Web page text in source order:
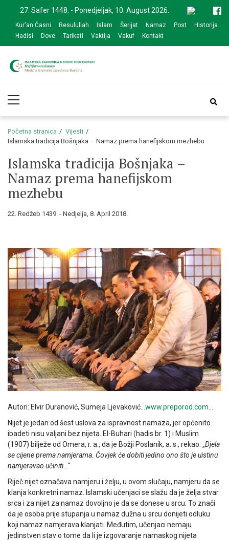
navigation
content
27. Safer 1448. - Ponedjeljak, 10. August 2026.
Kur'an Časni Resulullah Islam Šerijat Namaz Post
Historija
Hadisi
Dove Tarikati Vaktija Vakuf Kontakt
zajednice Bijeljina
Menu
Početna stranica
Vijesti
Islamska tradicija Bošnjaka – Namaz prema hanefijskom mezhebu
Islamska tradicija Bošnjaka –
Namaz prema hanefijskom
mezhebu
22. Redžeb 1439. - Nedjelja, 8. April 2018.
Autori: Elvir Duranović, Sumeja Ljevaković… www.preporod.com
Nijet je jedan od šest uslova za ispravnost namaza, jer općenito
ibadeti nisu valjani bez nijeta. El-Buhari (hadis br. 1) i Muslim
(1907) bilježe od Omera, r. a., da je Božji Poslanik, a. s., rekao: „Djela
se cijene prema namjerama. Čovjek će dobiti jedino ono što je uistinu
namjeravao učiniti… “
Riječ nijet označava namjeru i želju, u ovom slučaju, namjeru da se
klanja konkretni namaz. Islamski učenjaci se slažu da je želja stvar
srca i za nijet za namaz dovoljno je da se donese u srcu. To znači
da je osoba prije stupanja u namaz dužna u srcu donijeti odluku
koji namaz namjerava klanjati. Međutim, učenjaci nemaju
jedinstven stav o tome da li je izgovaranje namaskog nijeta